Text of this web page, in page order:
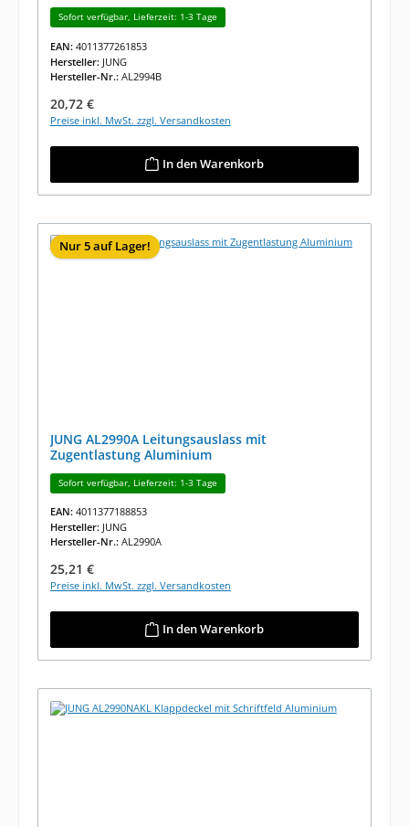
Sofort verfügbar, Lieferzeit: 1-3 Tage
EAN: 4011377261853
Hersteller: JUNG
Hersteller-Nr.: AL2994B
Regulärer Preis:
20,72 €
Preise inkl. MwSt. zzgl. Versandkosten
In den Warenkorb
Nur 5 auf Lager!
JUNG AL2990A Leitungsauslass mit
Zugentlastung Aluminium
Sofort verfügbar, Lieferzeit: 1-3 Tage
EAN: 4011377188853
Hersteller: JUNG
Hersteller-Nr.: AL2990A
Regulärer Preis:
25,21 €
Preise inkl. MwSt. zzgl. Versandkosten
In den Warenkorb